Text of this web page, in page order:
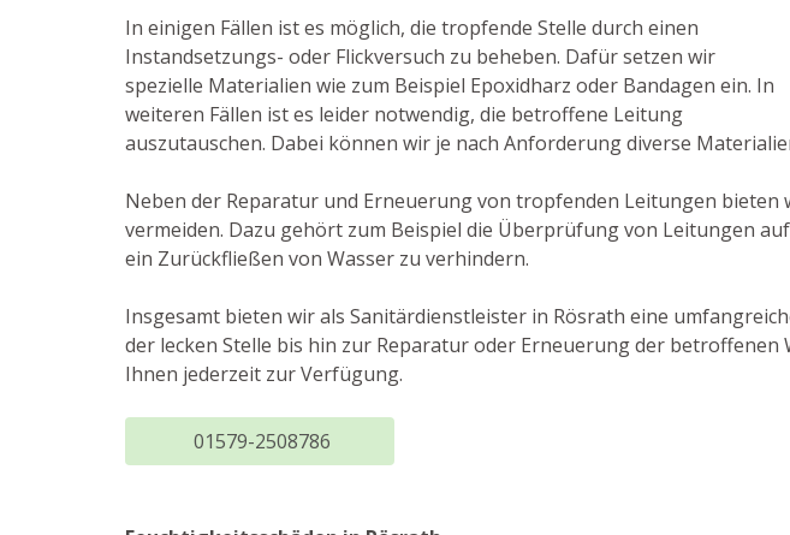
In einigen Fällen ist es möglich, die tropfende Stelle durch einen
Instandsetzungs- oder Flickversuch zu beheben. Dafür setzen wir
spezielle Materialien wie zum Beispiel Epoxidharz oder Bandagen ein. In
weiteren Fällen ist es leider notwendig, die betroffene Leitung
auszutauschen. Dabei können wir je nach Anforderung diverse
Neben der Reparatur und Erneuerung von tropfenden Leitungen
vermeiden. Dazu gehört zum Beispiel die Überprüfung von Leitungen
ein Zurückfließen von Wasser zu verhindern.
Insgesamt bieten wir als Sanitärdienstleister in Rösrath eine
der lecken Stelle bis hin zur Reparatur oder Erneuerung der
Ihnen jederzeit zur Verfügung.
01579-2508786